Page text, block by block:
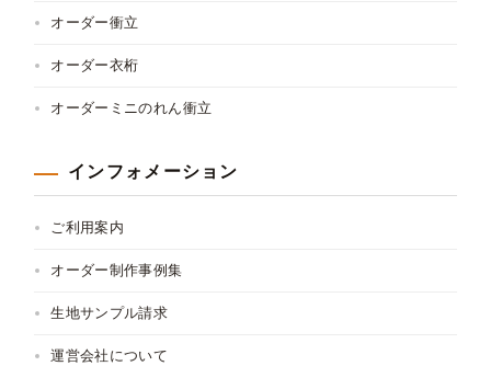
オーダー衝立
オーダー衣桁
オーダーミニのれん衝立
インフォメーション
ご利用案内
オーダー制作事例集
生地サンプル請求
運営会社について